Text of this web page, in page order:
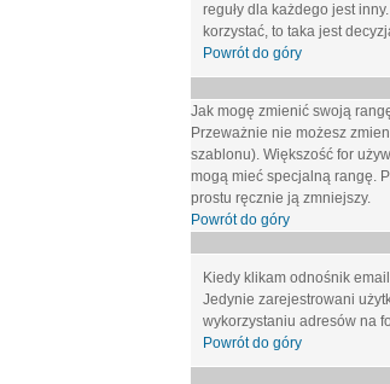
reguły dla każdego jest
korzystać, to taka jest
Powrót do góry
Jak mogę zmienić swoją
Przeważnie nie możesz
szablonu). Większość for
mogą mieć specjalną rangę.
prostu ręcznie ją zmniejszy.
Powrót do góry
Kiedy klikam odnośnik
Jedynie zarejestrowani
wykorzystaniu adresów na
Powrót do góry